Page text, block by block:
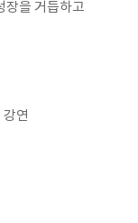
장을 거듭하고
연